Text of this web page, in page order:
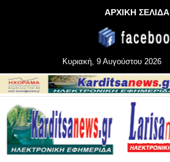
ΑΡΧΙΚΗ ΣΕΛΙΔΑ
Κυριακή, 9 Αυγούστου 2026